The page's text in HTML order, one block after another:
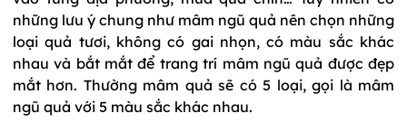
những lưu ý chung như mâm ngũ quả nên chọn những
loại quả tươi, không có gai nhọn, có màu sắc khác
nhau và bắt mắt để trang trí mâm ngũ quả được đẹp
mắt hơn. Thường mâm quả sẽ có 5 loại, gọi là mâm
ngũ quả với 5 màu sắc khác nhau.